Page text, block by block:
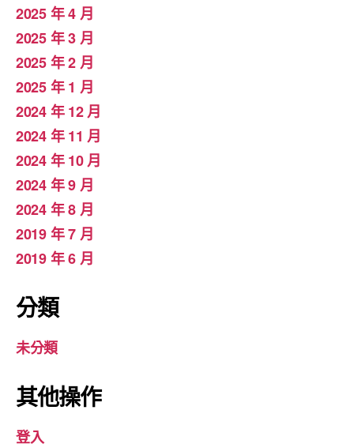
2025 年 4 月
2025 年 3 月
2025 年 2 月
2025 年 1 月
2024 年 12 月
2024 年 11 月
2024 年 10 月
2024 年 9 月
2024 年 8 月
2019 年 7 月
2019 年 6 月
分類
未分類
其他操作
登入